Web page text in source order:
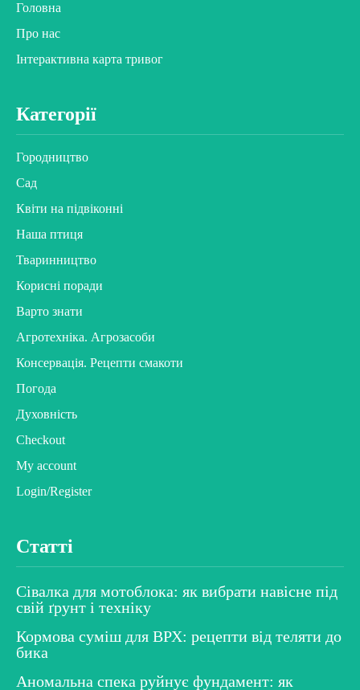
Головна
Про нас
Інтерактивна карта тривог
Категорії
Городництво
Сад
Квіти на підвіконні
Наша птиця
Тваринництво
Корисні поради
Варто знати
Агротехніка. Агрозасоби
Консервація. Рецепти смакоти
Погода
Духовність
Checkout
My account
Login/Register
Статті
Сівалка для мотоблока: як вибрати навісне під
свій ґрунт і техніку
Кормова суміш для ВРХ: рецепти від теляти до
бика
Аномальна спека руйнує фундамент: як